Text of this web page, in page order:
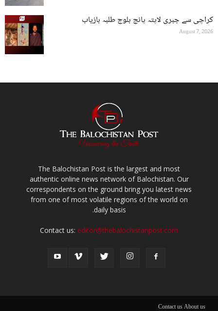
کراچی سے جبری لاپتہ پانچ بلوچ طلبہ بازیاب
August 7, 2026
The Balochistan Post is the largest and most
authentic online news network of Balochistan. Our
correspondents on the ground bring you latest news
from one of most volatile regions of the world on
daily basis.
Contact us: editor@thebalochistanpost.com
About us
Contact us